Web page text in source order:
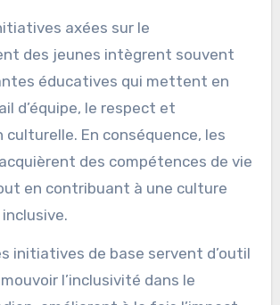
axées sur le
des jeunes intègrent souvent
éducatives qui mettent en
d’équipe, le respect et
culturelle. En conséquence, les
des compétences de vie
en contribuant à une culture
initiatives de base servent d’outil
l’inclusivité dans le